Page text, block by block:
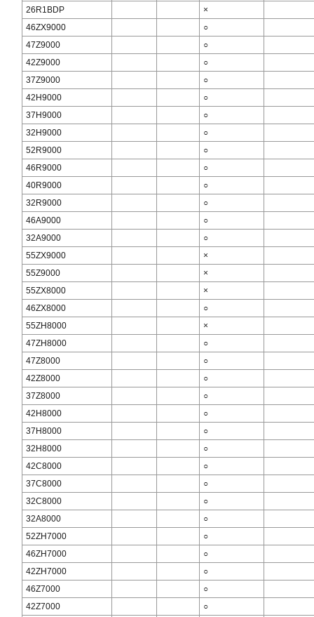
26R1BDP
×
46ZX9000
○
47Z9000
○
42Z9000
○
37Z9000
○
42H9000
○
37H9000
○
32H9000
○
52R9000
○
46R9000
○
40R9000
○
32R9000
○
46A9000
○
32A9000
○
55ZX9000
×
55Z9000
×
55ZX8000
×
46ZX8000
○
55ZH8000
×
47ZH8000
○
47Z8000
○
42Z8000
○
37Z8000
○
42H8000
○
37H8000
○
32H8000
○
42C8000
○
37C8000
○
32C8000
○
32A8000
○
52ZH7000
○
46ZH7000
○
42ZH7000
○
46Z7000
○
42Z7000
○